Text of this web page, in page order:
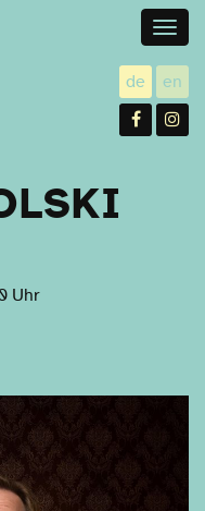
de utsch
en
Uhr